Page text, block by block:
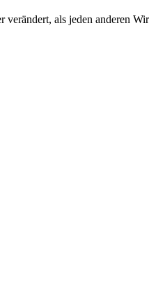
als jeden anderen